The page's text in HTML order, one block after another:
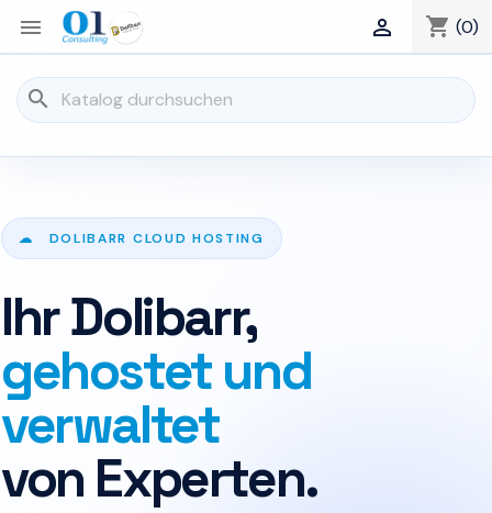
 shopping_cart (0)

search
☁ DOLIBARR CLOUD HOSTING
Ihr Dolibarr,
gehostet und
verwaltet
von Experten.